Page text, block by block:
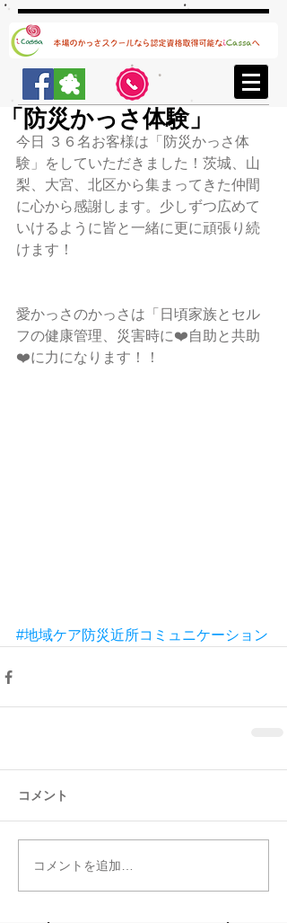
「防災かっさ体験」
今日 ３６名お客様は「防災かっさ体
験」をしていただきました！茨城、山
梨、大宮、北区から集まってきた仲間
に心から感謝します。少しずつ広めて
いけるように皆と一緒に更に頑張り続
けます！
愛かっさのかっさは「日頃家族とセル
フの健康管理、災害時に❤️自助と共助
❤️に力になります！！
#地域ケア防災近所コミュニケーション
コメント
コメントを追加…